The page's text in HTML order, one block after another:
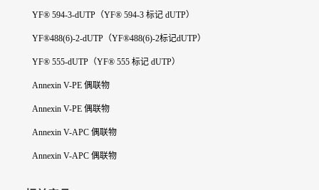
YF® 594-3-dUTP（YF® 594-3 标记 dUTP）
YF®488(6)-2-dUTP（YF®488(6)-2标记dUTP）
YF® 555-dUTP（YF® 555 标记 dUTP）
Annexin V-PE 偶联物
Annexin V-PE 偶联物
Annexin V-APC 偶联物
Annexin V-APC 偶联物